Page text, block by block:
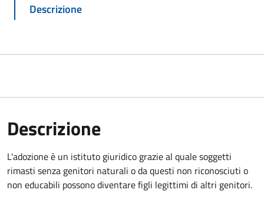
Descrizione
Descrizione
L'adozione è un istituto giuridico grazie al quale soggetti
rimasti senza genitori naturali o da questi non riconosciuti o
non educabili possono diventare figli legittimi di altri genitori.